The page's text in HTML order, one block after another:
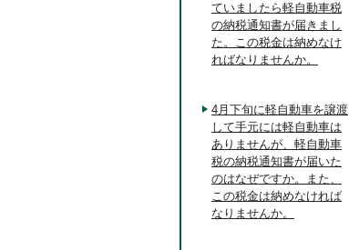
ていましたら軽自動車税
の納税通知書が届きまし
た。この税金は納めなけ
ればなりませんか。
4月下旬に軽自動車を譲渡
して手元には軽自動車は
ありませんが、軽自動車
税の納税通知書が届いた
のはなぜですか。また、
この税金は納めなければ
なりませんか。